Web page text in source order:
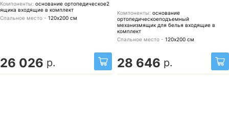
Компоненты: основание ортопедическое2
ящика входящие в комплект
Спальное место - 120х200 см
26 026 р.
Компоненты: основание
ортопедическоеподъемный
механизмящик для белья входящие в
комплект
Спальное место - 120х200 см
28 646 р.